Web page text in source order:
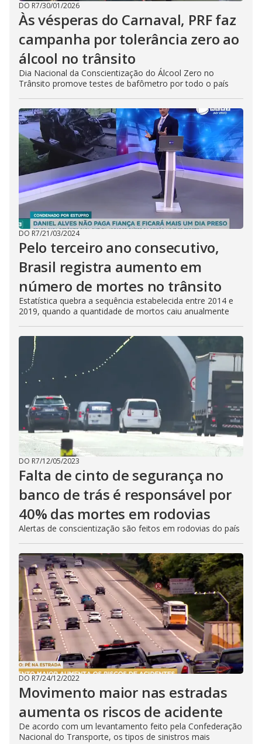
DO R7/30/01/2026
Às vésperas do Carnaval, PRF faz
campanha por tolerância zero ao
álcool no trânsito
Dia Nacional da Conscientização do Álcool Zero no
Trânsito promove testes de bafômetro por todo o país
DO R7/21/03/2024
Pelo terceiro ano consecutivo,
Brasil registra aumento em
número de mortes no trânsito
Estatística quebra a sequência estabelecida entre 2014 e
2019, quando a quantidade de mortos caiu anualmente
DO R7/12/05/2023
Falta de cinto de segurança no
banco de trás é responsável por
40% das mortes em rodovias
Alertas de conscientização são feitos em rodovias do país
DO R7/24/12/2022
Movimento maior nas estradas
aumenta os riscos de acidente
De acordo com um levantamento feito pela Confederação
Nacional do Transporte, os tipos de sinistros mais